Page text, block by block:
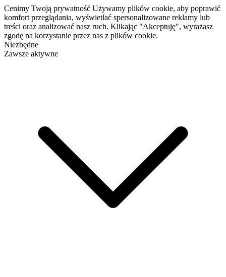
Cenimy Twoją prywatność Używamy plików cookie, aby poprawić
komfort przeglądania, wyświetlać spersonalizowane reklamy lub
treści oraz analizować nasz ruch. Klikając "Akceptuję", wyrażasz
zgodę na korzystanie przez nas z plików cookie.
Niezbędne
Zawsze aktywne